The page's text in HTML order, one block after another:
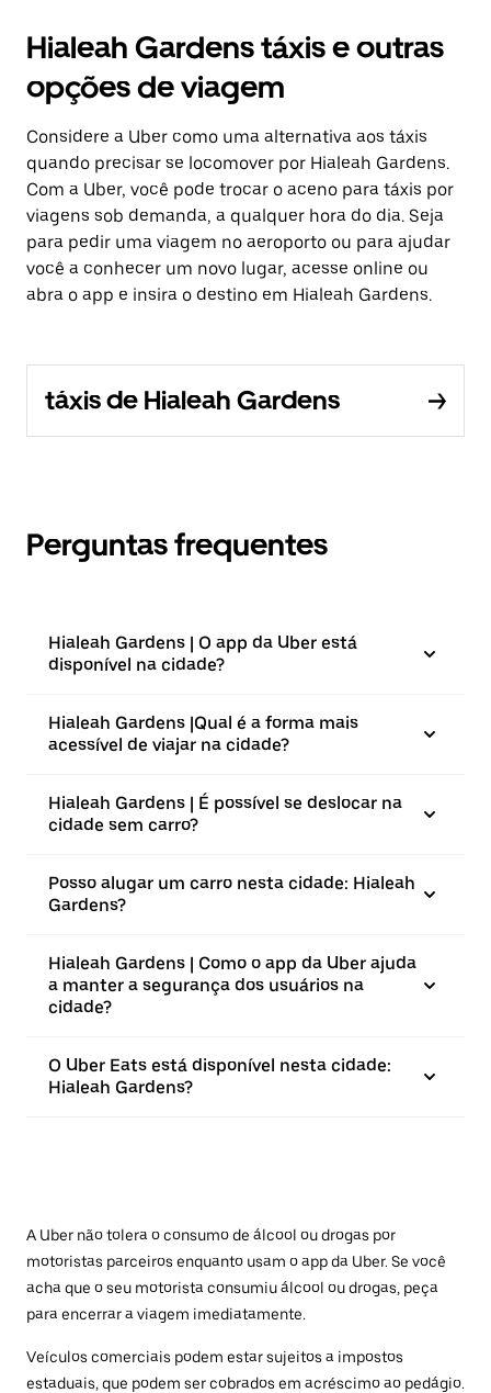
Hialeah Gardens táxis e outras
opções de viagem
Considere a Uber como uma alternativa aos táxis
quando precisar se locomover por Hialeah Gardens.
Com a Uber, você pode trocar o aceno para táxis por
viagens sob demanda, a qualquer hora do dia. Seja
para pedir uma viagem no aeroporto ou para ajudar
você a conhecer um novo lugar, acesse online ou
abra o app e insira o destino em Hialeah Gardens.
táxis de Hialeah Gardens
Perguntas frequentes
Hialeah Gardens | O app da Uber está
disponível na cidade?
Hialeah Gardens |⁠Qual é a forma mais
acessível de viajar na cidade?
Hialeah Gardens | É possível se deslocar na
cidade sem carro?
Posso alugar um carro nesta cidade: Hialeah
Gardens?
Hialeah Gardens | Como o app da Uber ajuda
a manter a segurança dos usuários na
cidade?
O Uber Eats está disponível nesta cidade:
Hialeah Gardens?
A Uber não tolera o consumo de álcool ou drogas por
motoristas parceiros enquanto usam o app da Uber. Se você
acha que o seu motorista consumiu álcool ou drogas, peça
para encerrar a viagem imediatamente.
Veículos comerciais podem estar sujeitos a impostos
estaduais, que podem ser cobrados em acréscimo ao pedágio.